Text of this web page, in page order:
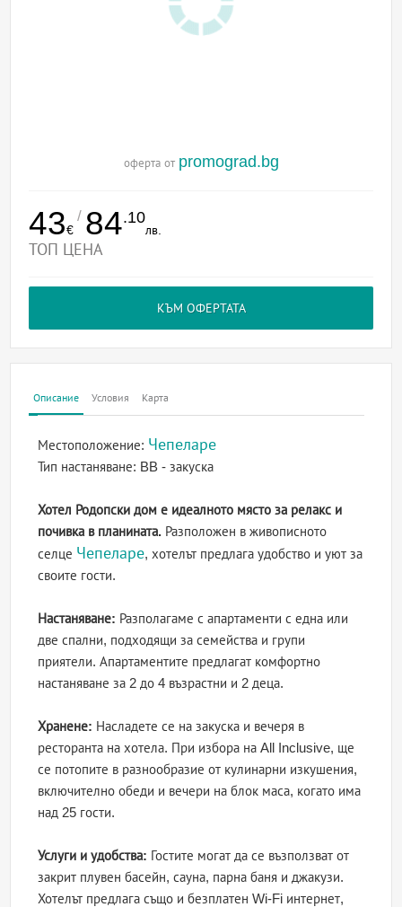
оферта от promograd.bg
43€
/ 84.10
лв.
ТОП ЦЕНА
КЪМ ОФЕРТАТА
Описание Условия Карта
Местоположение: Чепеларе
Тип настаняване: BB - закуска
Хотел Родопски дом е идеалното място за релакс и
почивка в планината. Разположен в живописното
селце Чепеларе, хотелът предлага удобство и уют за
своите гости.
Настаняване: Разполагаме с апартаменти с една или
две спални, подходящи за семейства и групи
приятели. Апартаментите предлагат комфортно
настаняване за 2 до 4 възрастни и 2 деца.
Хранене: Насладете се на закуска и вечеря в
ресторанта на хотела. При избора на All Inclusive, ще
се потопите в разнообразие от кулинарни изкушения,
включително обеди и вечери на блок маса, когато има
над 25 гости.
Услуги и удобства: Гостите могат да се възползват от
закрит плувен басейн, сауна, парна баня и джакузи.
Хотелът предлага също и безплатен Wi-Fi интернет,